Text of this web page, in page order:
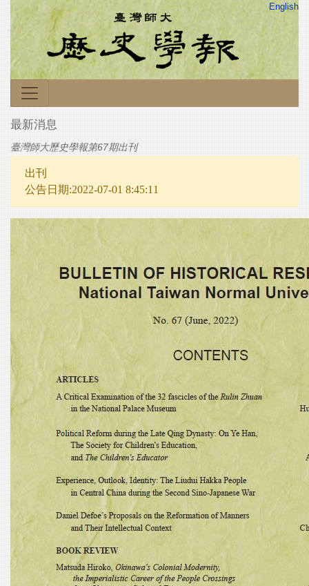
English
最新消息
臺灣師大歷史學報第67期出刊
出刊
公告日期:2022-07-01 8:45:11